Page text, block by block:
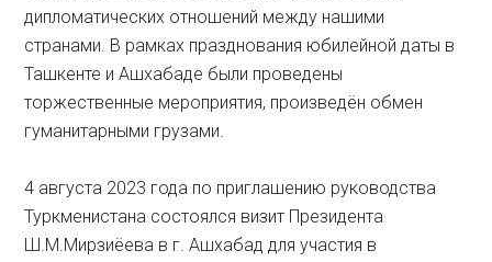
дипломатических отношений между нашими
странами. В рамках празднования юбилейной даты в
Ташкенте и Ашхабаде были проведены
торжественные мероприятия, произведён обмен
гуманитарными грузами.
4 августа 2023 года по приглашению руководства
Туркменистана состоялся визит Президента
Ш.М.Мирзиёева в г. Ашхабад для участия в